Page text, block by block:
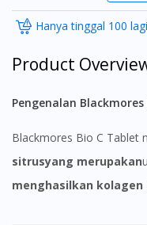
Hanya tinggal 100
Product
Pengenalan
Blackmores Bio C Tablet
sitrusyang merupakan
menghasilkan kolagen